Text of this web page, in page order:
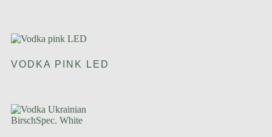
VODKA PINK LED